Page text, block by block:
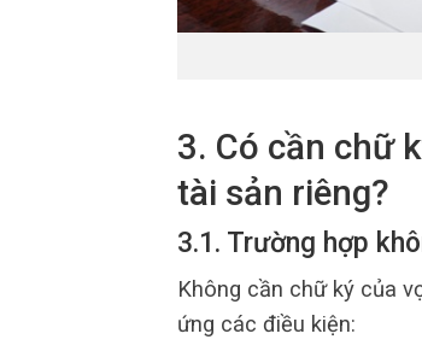
3. Có cần chữ
tài sản riêng?
3.1. Trường hợp
Không cần chữ ký của
ứng các điều kiện: